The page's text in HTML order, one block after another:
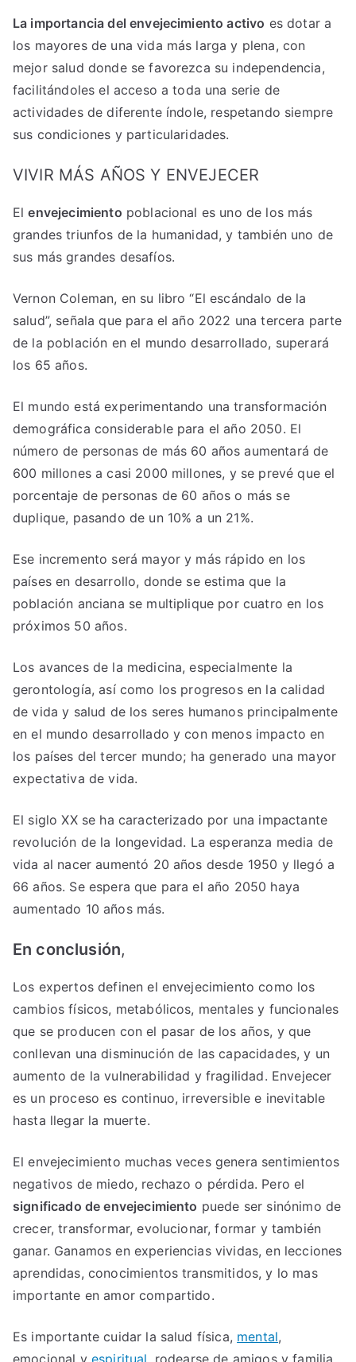
La importancia del envejecimiento activo es dotar a
los mayores de una vida más larga y plena, con
mejor salud donde se favorezca su independencia,
facilitándoles el acceso a toda una serie de
actividades de diferente índole, respetando siempre
sus condiciones y particularidades.
VIVIR MÁS AÑOS Y ENVEJECER
Elenvejecimiento poblacional es uno de los más
grandes triunfos de la humanidad, y también uno de
sus más grandes desafíos.
Vernon Coleman, en su libro “El escándalo de la
salud”, señala que para el año 2022 una tercera parte
de la población en el mundo desarrollado, superará
los 65 años.
El mundo está experimentando una transformación
demográfica considerable para el año 2050. El
número de personas de más 60 años aumentará de
600 millones a casi 2000 millones, y se prevé que el
porcentaje de personas de 60 años o más se
duplique, pasando de un 10% a un 21%.
Ese incremento será mayor y más rápido en los
países en desarrollo, donde se estima que la
población anciana se multiplique por cuatro en los
próximos 50 años.
Los avances de la medicina, especialmente la
gerontología, así como los progresos en la calidad
de vida y salud de los seres humanos principalmente
en el mundo desarrollado y con menos impacto en
los países del tercer mundo; ha generado una mayor
expectativa de vida.
El siglo XX se ha caracterizado por una impactante
revolución de la longevidad. La esperanza media de
vida al nacer aumentó 20 años desde 1950 y llegó a
66 años. Se espera que para el año 2050 haya
aumentado 10 años más.
En conclusión,
Los expertos definen el envejecimiento como los
cambios físicos, metabólicos, mentales y funcionales
que se producen con el pasar de los años, y que
conllevan una disminución de las capacidades, y un
aumento de la vulnerabilidad y fragilidad. Envejecer
es un proceso es continuo, irreversible e inevitable
hasta llegar la muerte.
El envejecimiento muchas veces genera sentimientos
negativos de miedo, rechazo o pérdida. Pero el
significado de envejecimiento puede ser sinónimo de
crecer, transformar, evolucionar, formar y también
ganar. Ganamos en experiencias vividas, en lecciones
aprendidas, conocimientos transmitidos, y lo mas
importante en amor compartido.
Es importante cuidar la salud física, mental,
emocional y espiritual, rodearse de amigos y familia